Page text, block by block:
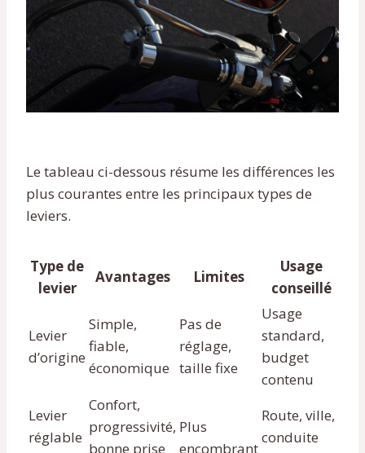
Le tableau ci-dessous résume les différences les
plus courantes entre les principaux types de
leviers.
Type de
levier
Avantages Limites
Usage
conseillé
Levier
d’origine
Simple,
fiable,
économique
Pas de
réglage,
taille fixe
Usage
standard,
budget
contenu
Levier
réglable
Confort,
progressivité,
bonne prise
Plus
encombrant
Route, ville,
conduite